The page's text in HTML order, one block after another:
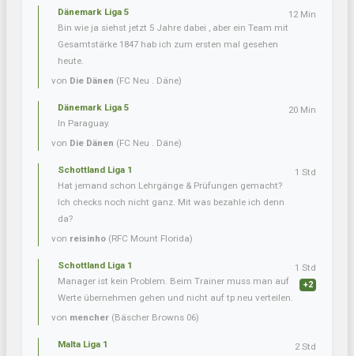
Dänemark Liga 5
Bin wie ja siehst jetzt 5 Jahre dabei , aber ein Team mit
Gesamtstärke 1847 hab ich zum ersten mal gesehen
heute.
von Die Dänen (FC Neu . Däne)
12 Min
Dänemark Liga 5
In Paraguay.
von Die Dänen (FC Neu . Däne)
20 Min
Schottland Liga 1
Hat jemand schon Lehrgänge & Prüfungen gemacht?
Ich checks noch nicht ganz. Mit was bezahle ich denn
da?
von reisinho (RFC Mount Florida)
1 Std
Schottland Liga 1
Manager ist kein Problem. Beim Trainer muss man auf
Werte übernehmen gehen und nicht auf tp neu verteilen.
von mencher (Bäscher Browns 06)
1 Std
+2
Malta Liga 1
2 Std